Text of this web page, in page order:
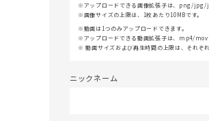
アップロードできる画像拡張子は、png/jpg/
画像サイズの上限は、1枚あたり10MBです。
動画は1つのみアップロードできます。
アップロードできる動画拡張子は、mp4/mov
動画サイズおよび再生時間の上限は、それぞ
ニックネーム